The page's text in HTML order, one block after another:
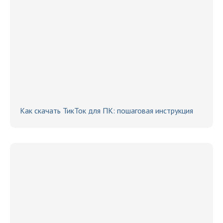
Как скачать ТикТок для ПК: пошаговая инструкция